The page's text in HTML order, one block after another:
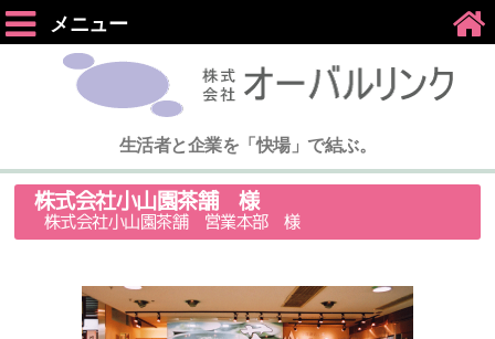
メニュー
生活者と企業を「快場」で結ぶ。
株式会社小山園茶舗 様
株式会社小山園茶舗 営業本部 様